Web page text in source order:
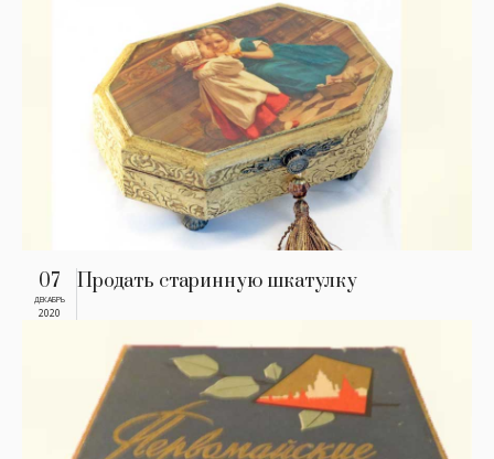
07
ДЕКАБРЬ
2020
Продать старинную шкатулку